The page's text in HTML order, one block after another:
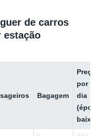
de carros
estação
Bagagem
Preço
por
dia
(época
baixa)